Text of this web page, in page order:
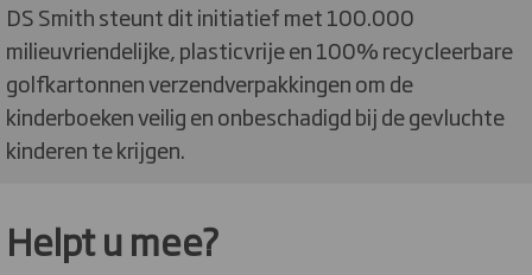
DS Smith steunt dit initiatief met 100.000
milieuvriendelijke, plasticvrije en 100% recycleerbare
golfkartonnen verzendverpakkingen om de
kinderboeken veilig en onbeschadigd bij de gevluchte
kinderen te krijgen.
Helpt u mee?